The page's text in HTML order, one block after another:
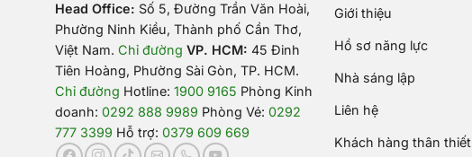
Head Office: Số 5, Đường Trần Văn Hoài,
Phường Ninh Kiều, Thành phố Cần Thơ,
Việt Nam. Chỉ đường VP. HCM: 45 Đinh
Tiên Hoàng, Phường Sài Gòn, TP. HCM.
Chỉ đường Hotline: 1900 9165 Phòng Kinh
doanh: 0292 888 9989 Phòng Vé: 0292
777 3399 Hỗ trợ: 0379 609 669
Giới thiệu
Hồ sơ năng lực
Nhà sáng lập
Liên hệ
Khách hàng thân thiết